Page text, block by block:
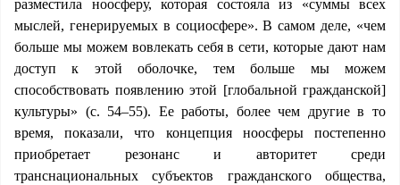
разместила ноосферу, которая состояла из «суммы всех
мыслей, генерируемых в социосфере». В самом деле, «чем
больше мы можем вовлекать себя в сети, которые дают нам
доступ к этой оболочке, тем больше мы можем
способствовать появлению этой [глобальной гражданской]
культуры» (с. 54–55). Ее работы, более чем другие в то
время, показали, что концепция ноосферы постепенно
приобретает резонанс и авторитет среди
транснациональных субъектов гражданского общества,